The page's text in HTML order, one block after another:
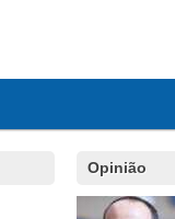
Opinião